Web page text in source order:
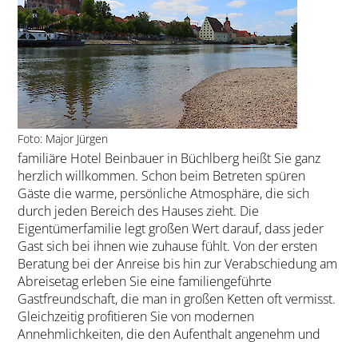
Foto: Major Jürgen
familiäre Hotel Beinbauer in Büchlberg heißt Sie ganz
herzlich willkommen. Schon beim Betreten spüren
Gäste die warme, persönliche Atmosphäre, die sich
durch jeden Bereich des Hauses zieht. Die
Eigentümerfamilie legt großen Wert darauf, dass jeder
Gast sich bei ihnen wie zuhause fühlt. Von der ersten
Beratung bei der Anreise bis hin zur Verabschiedung am
Abreisetag erleben Sie eine familiengeführte
Gastfreundschaft, die man in großen Ketten oft vermisst.
Gleichzeitig profitieren Sie von modernen
Annehmlichkeiten, die den Aufenthalt angenehm und